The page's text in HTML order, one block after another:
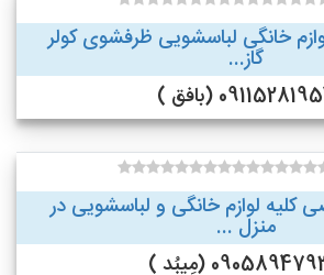
خانگی لباسشویی ظرفشوی کولر
گاز...
(بافق )
لوازم خانگی و لباسشویی در
منزل ...
(مِیبُد )